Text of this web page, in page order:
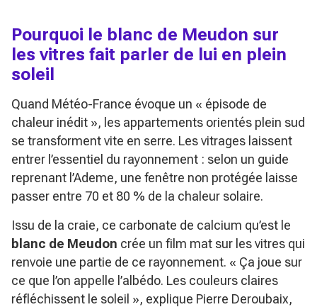
Pourquoi le blanc de Meudon sur
les vitres fait parler de lui en plein
soleil
Quand Météo-France évoque un « épisode de
chaleur inédit », les appartements orientés plein sud
se transforment vite en serre. Les vitrages laissent
entrer l’essentiel du rayonnement : selon un guide
reprenant l’Ademe, une fenêtre non protégée laisse
passer entre 70 et 80 % de la chaleur solaire.
Issu de la craie, ce carbonate de calcium qu’est le
blanc de Meudon crée un film mat sur les vitres qui
renvoie une partie de ce rayonnement. « Ça joue sur
ce que l’on appelle l’albédo. Les couleurs claires
réfléchissent le soleil », explique Pierre Deroubaix,